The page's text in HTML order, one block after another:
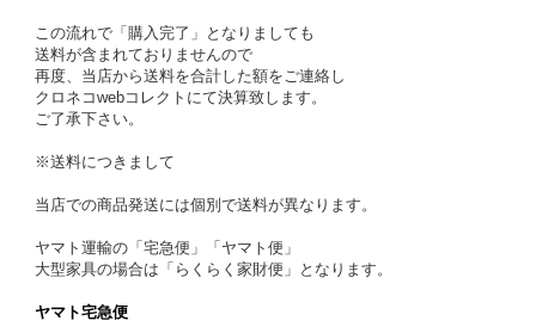
この流れで「購入完了」となりましても
送料が含まれておりませんので
再度、当店から送料を合計した額をご連絡し
クロネコwebコレクトにて決算致します。
ご了承下さい。
※送料につきまして
当店での商品発送には個別で送料が異なります。
ヤマト運輸の「宅急便」「ヤマト便」
大型家具の場合は「らくらく家財便」となります。
ヤマト宅急便